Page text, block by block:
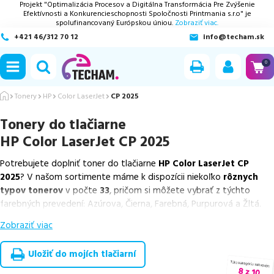
Projekt "Optimalizácia Procesov a Digitálna Transformácia Pre Zvýšenie
Efektívnosti a Konkurencieschopnosti Spoločnosti Printmania s.r.o" je
spolufinancovaný Európskou úniou. Zobraziť viac.
+421 46/312 70 12
info@techam.sk
0
Tonery HP Color LaserJet CP 2025
Tonery do tlačiarne
HP Color LaserJet CP 2025
Potrebujete doplniť toner do tlačiarne HP Color LaserJet CP
2025? V našom sortimente máme k dispozícii niekoľko rôznych
typov tonerovv počte 33, pričom si môžete vybrať z týchto
farebných prevedení: Azúrova, Čierna, Farebná, Purpurová a Žltá.
Z uvedeného množstva dostupných náplní
náplnev počte5ks, ako ajcenovo výhodnejšie alternatívy,
ktoré plne zachovávajú kvalitu tlače
overené náhrady v rôznych triedach
, medzi ktoré patríšpičková
Zobraziť viac
Uložiť do mojích tlačiarní